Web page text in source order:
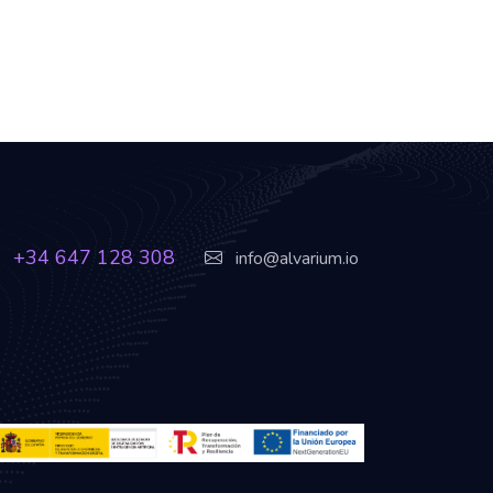
+34 647 128 308 info@alvarium.io